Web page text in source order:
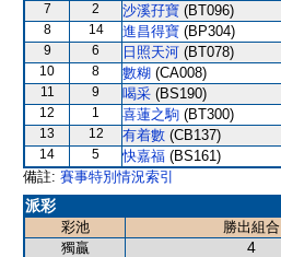
7 2 沙溪孖寶 (BT096)
8 14 進昌得寶 (BP304)
9 6 日照天河 (BT078)
10 8 數糊 (CA008)
11 9 喝采 (BS190)
12 1 喜蓮之駒 (BT300)
13 12 有着數 (CB137)
14 5 快嘉福 (BS161)
備註: 賽事特別情況索引
派彩
彩池 勝出組合
獨贏
4